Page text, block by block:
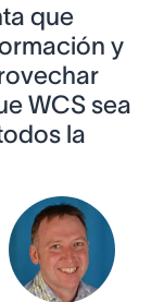
que
y
WCS sea
la